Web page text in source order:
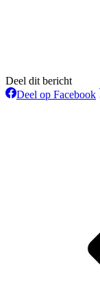
Deel dit bericht
Deel op Facebook